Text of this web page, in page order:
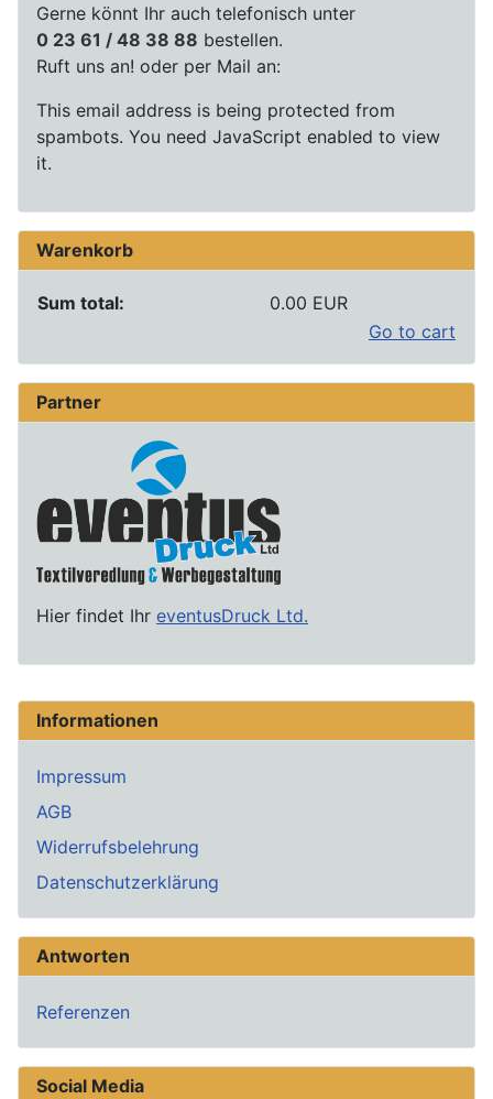
Informationen
Impressum
AGB
Widerrufsbelehrung
Datenschutzerklärung
Antworten
Referenzen
Social Media
Gerne könnt Ihr auch telefonisch unter
0 23 61 / 48 38 88 bestellen.
Ruft uns an! oder per Mail an:
This email address is being protected from
spambots. You need JavaScript enabled to view
it.
Warenkorb
Sum total:
0.00 EUR
Go to cart
Partner
Hier findet Ihr eventusDruck Ltd.